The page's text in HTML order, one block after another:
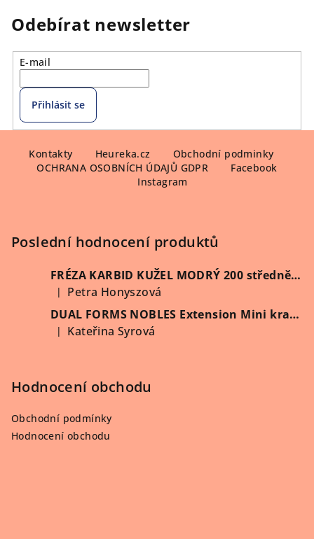
Odebírat newsletter
E-mail
Přihlásit se
Kontakty Heureka.cz
Obchodní podminky
OCHRANA OSOBNÍCH ÚDAJŮ GDPR
Facebook
Instagram
Poslední hodnocení produktů
FRÉZA KARBID KUŽEL MODRÝ 200 středně hrubý (Vybrat průměr)
Hodnocení produktu je 5 z 5 hvězdiček.
|
Petra Honyszová
DUAL FORMS NOBLES Extension Mini kratší 60 ks/krabička
Hodnocení produktu je 5 z 5 hvězdiček.
| Kateřina Syrová
Hodnocení obchodu
Obchodní podmínky
Hodnocení obchodu